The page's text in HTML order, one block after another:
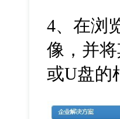
4、在浏
像，并
或U盘的